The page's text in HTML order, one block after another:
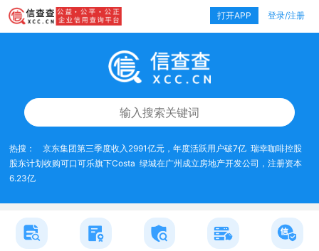
打开APP 登录/注册
热搜： 京东集团第三季度收入2991亿元，年度活跃用户破7亿 瑞幸咖啡控股
股东计划收购可口可乐旗下Costa 绿城在广州成立房地产开发公司，注册资本
6.23亿